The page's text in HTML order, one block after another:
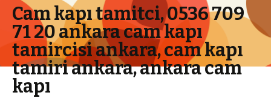
Cam kapı tamitci, 0536 709
71 20 ankara cam kapı
tamircisi ankara, cam kapı
tamiri ankara, ankara cam
kapı